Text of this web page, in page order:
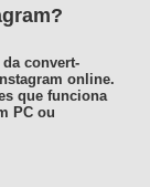
convert-
online.
que funciona
PC ou